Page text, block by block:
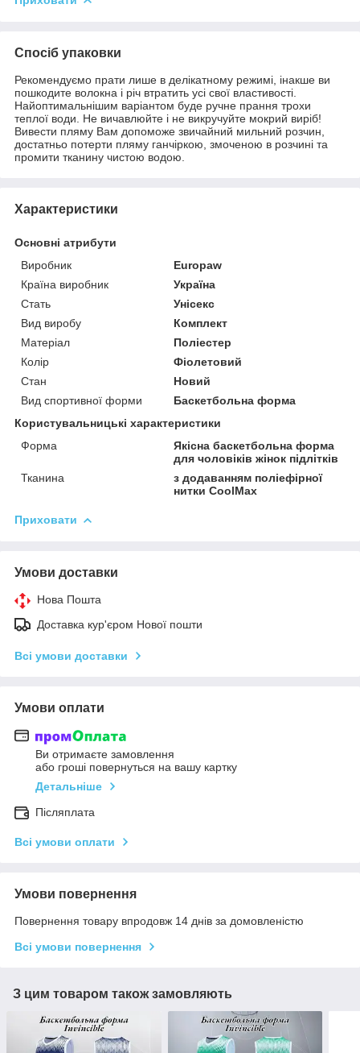
Спосіб упаковки
Рекомендуємо прати лише в делікатному режимі, інакше ви
пошкодите волокна і річ втратить усі свої властивості.
Найоптимальнішим варіантом буде ручне прання трохи
теплої води. Не вичавлюйте і не викручуйте мокрий виріб!
Вивести пляму Вам допоможе звичайний мильний розчин,
достатньо потерти пляму ганчіркою, змоченою в розчині та
промити тканину чистою водою.
Характеристики
Основні атрибути
Виробник
Europaw
Країна виробник
Україна
Стать
Унісекс
Вид виробу
Комплект
Матеріал
Поліестер
Колір
Фіолетовий
Стан
Новий
Вид спортивної форми
Баскетбольна форма
Користувальницькі характеристики
Форма
Якісна баскетбольна форма
для чоловіків жінок підлітків
Тканина
з додаванням поліефірної
нитки CoolMax
Приховати
Умови доставки
Нова Пошта
Доставка кур'єром Нової пошти
Всі умови доставки
Умови оплати
Ви отримаєте замовлення
або гроші повернуться на вашу картку
Детальніше
Післяплата
Всі умови оплати
Умови повернення
Повернення товару впродовж 14 днів за домовленістю
Всі умови повернення
З цим товаром також замовляють